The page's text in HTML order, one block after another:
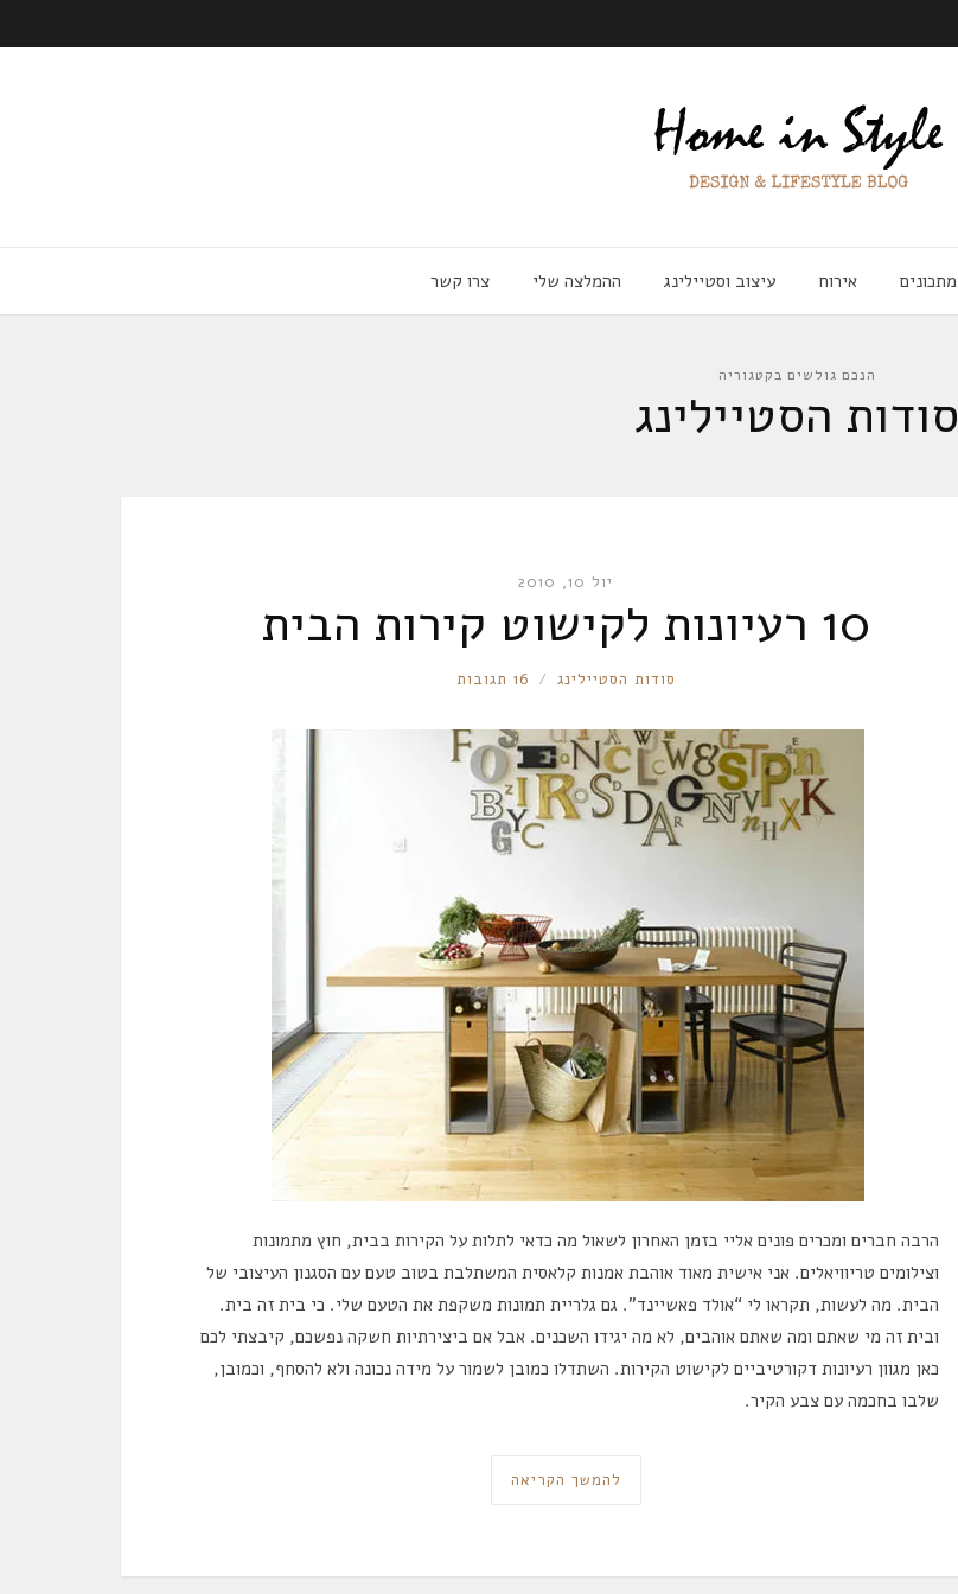
מתכונים אירוח עיצוב וסטיילינג ההמלצה שלי צרו קשר
הנכם גולשים בקטגוריה
סודות הסטיילינג
יול 10, 2010
10 רעיונות לקישוט קירות הבית
RONNIE
סודות הסטיילינג 16 תגובות
הרבה חברים ומכרים פונים אליי בזמן האחרון לשאול מה כדאי לתלות על הקירות בבית, חוץ מתמונות
וצילומים טריוויאלים. אני אישית מאוד אוהבת אמנות קלאסית המשתלבת בטוב טעם עם הסגנון העיצובי של
הבית. מה לעשות, תקראו לי “אולד פאשיינד”. גם גלריית תמונות משקפת את הטעם שלי. כי בית זה בית.
ובית זה מי שאתם ומה שאתם אוהבים, לא מה יגידו השכנים. אבל אם ביצירתיות חשקה נפשכם, קיבצתי לכם
כאן מגוון רעיונות דקורטיביים לקישוט הקירות. השתדלו כמובן לשמור על מידה נכונה ולא להסחף, וכמובן,
שלבו בחכמה עם צבע הקיר.
להמשך הקריאה